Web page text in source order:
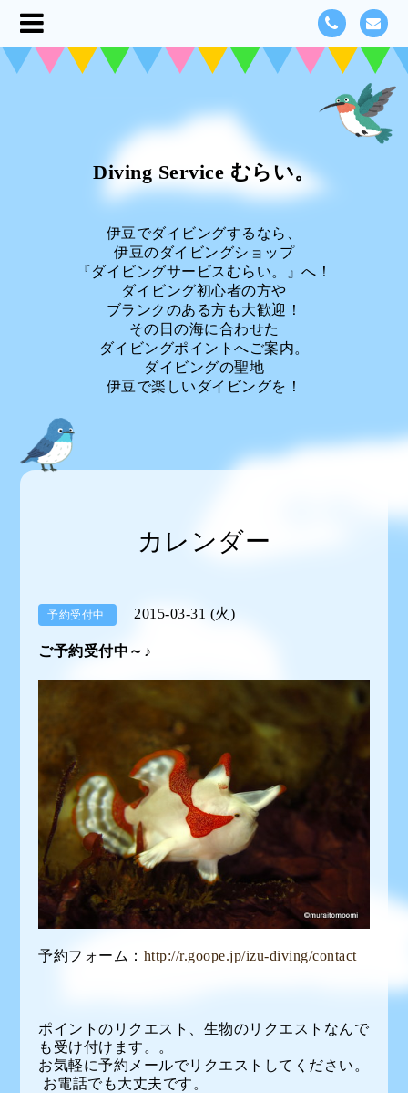
Diving Service むらい。
伊豆でダイビングするなら、
伊豆のダイビングショップ
『ダイビングサービスむらい。』へ！
ダイビング初心者の方や
ブランクのある方も大歓迎！
その日の海に合わせた
ダイビングポイントへご案内。
ダイビングの聖地
伊豆で楽しいダイビングを！
カレンダー
予約受付中 2015-03-31 (火)
ご予約受付中～♪
予約フォーム： http://r.goope.jp/izu-diving/contact
ポイントのリクエスト、生物のリクエストなんで
も受け付けます。。
お気軽に予約メールでリクエストしてください。
お電話でも大丈夫です。